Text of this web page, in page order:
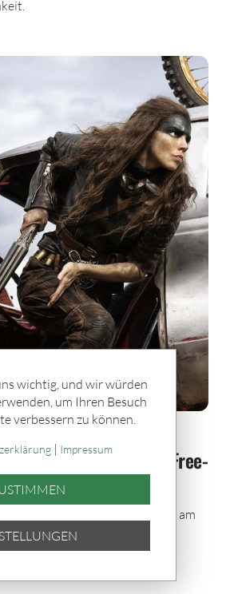
A Mad Max Saga" – Free-
12. Juli bei RTL
Saga“ – Die Free-TV-Premiere am
bei RTL. Action, Rache und
wichtig, und wir würden
um Ihren Besuch
verbessern zu können.
| Impressum